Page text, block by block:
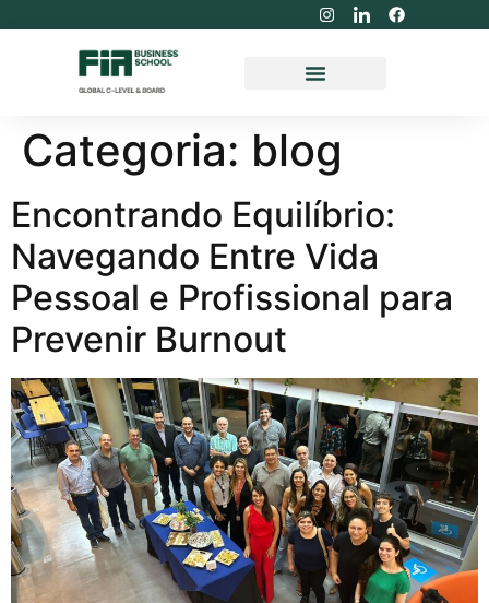
Categoria: blog
Encontrando Equilíbrio:
Navegando Entre Vida
Pessoal e Profissional para
Prevenir Burnout